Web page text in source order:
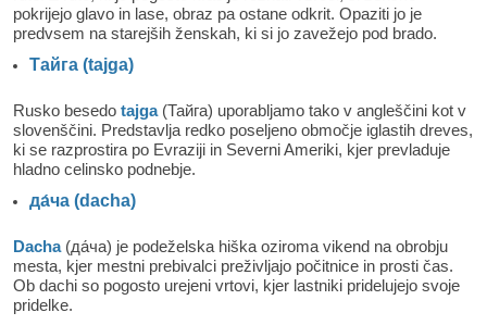
pokrijejo glavo in lase, obraz pa ostane odkrit. Opaziti jo je
predvsem na starejših ženskah, ki si jo zavežejo pod brado.
Тайга (tajga)
Rusko besedo tajga (Тайга) uporabljamo tako v angleščini kot v
slovenščini. Predstavlja redko poseljeno območje iglastih dreves,
ki se razprostira po Evraziji in Severni Ameriki, kjer prevladuje
hladno celinsko podnebje.
да́ча (dacha)
Dacha (да́ча) je podeželska hiška oziroma vikend na obrobju
mesta, kjer mestni prebivalci preživljajo počitnice in prosti čas.
Ob dachi so pogosto urejeni vrtovi, kjer lastniki pridelujejo svoje
pridelke.